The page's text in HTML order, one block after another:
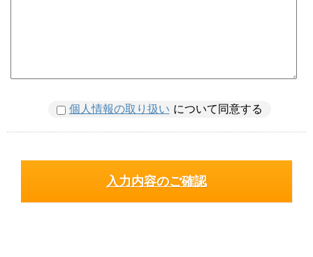
個人情報の取り扱い について同意する